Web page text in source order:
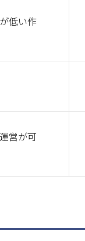
低い作
営が可